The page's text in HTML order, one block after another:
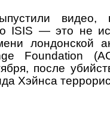
видео,
ISIS — это не
лондонской
после
Хэйнса